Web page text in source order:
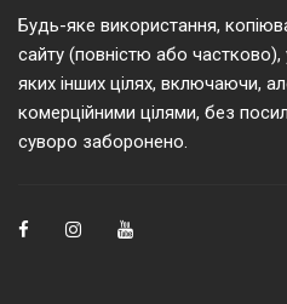
Будь-яке використання,
сайту (повністю або
яких інших цілях, включаючи,
комерційними цілями, без
суворо заборонено.